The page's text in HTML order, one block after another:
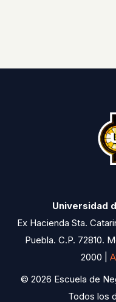
Universidad
Ex Hacienda Sta.
Puebla. C.P. 72810.
2000 |
© 2026 Escuela de
Todos los